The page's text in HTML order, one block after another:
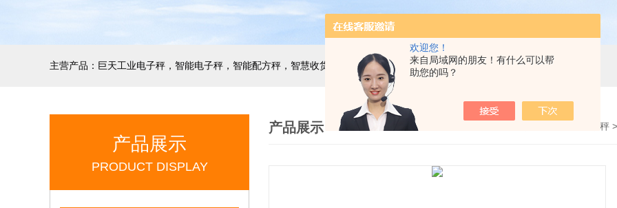
欢迎您！
来自局域网的朋友！有什么可以帮
助您的吗？
主营产品：巨天工业电子秤，智能电子秤，智能配方秤，智慧收货秤，自动称重机，精密电子天平，电子台秤，电子地磅，电子桌秤，在线称重设备等衡器的软硬件研发与非标定制
产品展示
PRODUCT DISPLAY
产品展示 计数电子桌秤